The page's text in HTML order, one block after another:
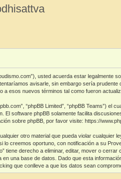
usted acuerda estar legalmente
avisarle, sin embargo sería prudente
a esos nuevos términos tal como fueron
“phpBB Limited”, “phpBB Teams”) el
. El software phpBB solamente facilita
sobre phpBB, por favor visite: https://
otro material que pueda violar cualquier
creemos oportuno, con notificación a su
derecho a eliminar, editar, mover o cerrar
una base de datos. Dado que esta
que conlleve a que los datos sean